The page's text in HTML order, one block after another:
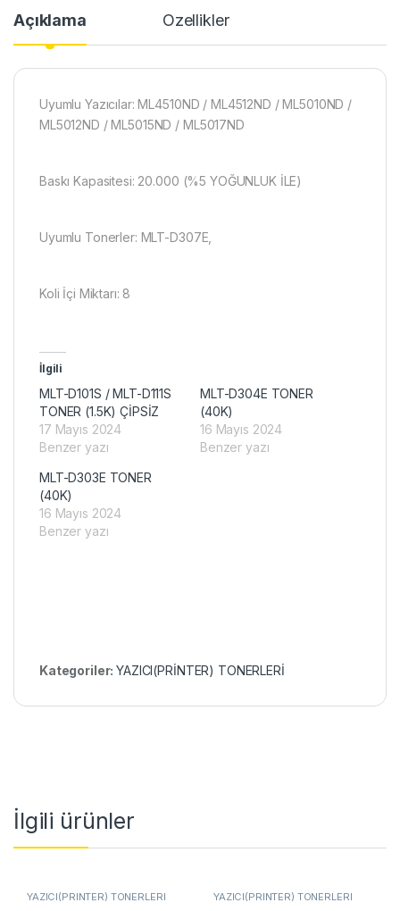
Açıklama Özellikler
Uyumlu Yazıcılar: ML4510ND / ML4512ND / ML5010ND /
ML5012ND / ML5015ND / ML5017ND
Baskı Kapasitesi: 20.000 (%5 YOĞUNLUK İLE)
Uyumlu Tonerler: MLT-D307E,
Koli İçi Miktarı: 8
İlgili
MLT-D101S / MLT-D111S
TONER (1.5K) ÇİPSİZ
17 Mayıs 2024
Benzer yazı
MLT-D304E TONER
(40K)
16 Mayıs 2024
Benzer yazı
MLT-D303E TONER
(40K)
16 Mayıs 2024
Benzer yazı
Kategoriler:YAZICI(PRİNTER) TONERLERİ
İlgili ürünler
YAZICI(PRİNTER) TONERLERİ YAZICI(PRİNTER) TONERLERİ